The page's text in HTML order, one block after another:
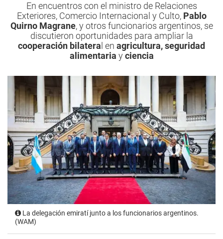
En encuentros con el ministro de Relaciones
Exteriores, Comercio Internacional y Culto, Pablo
Quirno Magrane, y otros funcionarios argentinos, se
discutieron oportunidades para ampliar la
cooperación bilatera l en agricultura, seguridad
alimentaria yciencia
La delegación emiratí junto a los funcionarios argentinos.
(WAM)